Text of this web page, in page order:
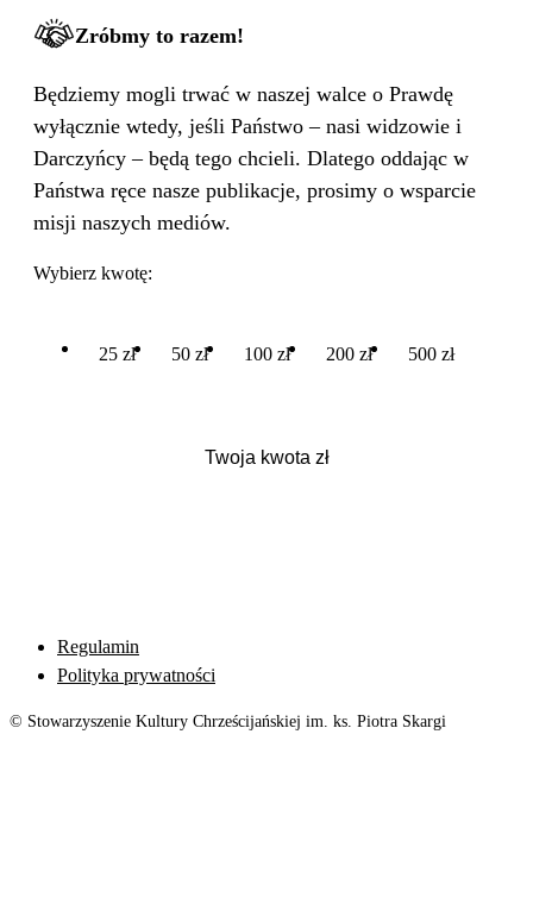
Zróbmy to razem!
Będziemy mogli trwać w naszej walce o Prawdę
wyłącznie wtedy, jeśli Państwo – nasi widzowie i
Darczyńcy – będą tego chcieli. Dlatego oddając w
Państwa ręce nasze publikacje, prosimy o wsparcie
misji naszych mediów.
Wybierz kwotę:
25 zł 50 zł 100 zł 200 zł 500 zł
Regulamin
Polityka prywatności
© Stowarzyszenie Kultury Chrześcijańskiej im. ks. Piotra Skargi